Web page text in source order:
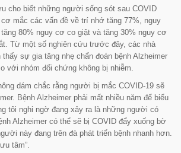
cho biết những người sống sót sau COVID
mắc các vấn đề về trí nhớ tăng 77%, nguy
80% nguy cơ co giật và tăng 30% nguy cơ
Từ một số nghiên cứu trước đây, các nhà
sự gia tăng nhẹ chẩn đoán bệnh Alzheimer
với nhóm đối chứng không bị nhiễm.
dám chắc rằng người bị mắc COVID-19 sẽ
Bệnh Alzheimer phải mất nhiều năm để biểu
tôi nghi ngờ đang xảy ra là những người có
Alzheimer có thể sẽ bị COVID đẩy xuống bờ
này đang trên đà phát triển bệnh nhanh hơn.
tâm”.